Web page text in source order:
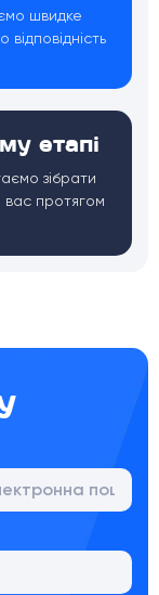
швидке
етапі
зібрати
вас протягом